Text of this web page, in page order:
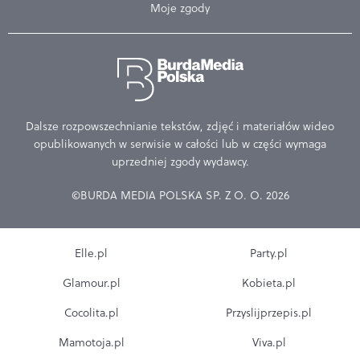
Moje zgody
Dalsze rozpowszechnianie tekstów, zdjęć i materiałów wideo
opublikowanych w serwisie w całości lub w części wymaga
uprzedniej zgody wydawcy.
©BURDA MEDIA POLSKA SP. Z O. O. 2026
Elle.pl
Glamour.pl
Cocolita.pl
Mamotoja.pl
Party.pl
Kobieta.pl
Przyslijprzepis.pl
Viva.pl